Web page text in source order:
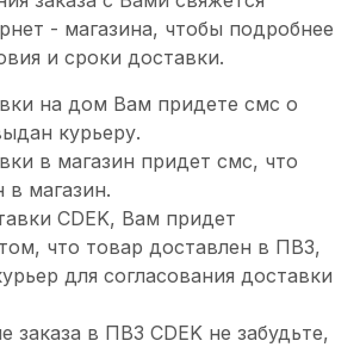
- магазина, чтобы подробнее
и сроки доставки.
на дом Вам придете смс о
курьеру.
в магазин придет смс, что
в магазин.
CDEK, Вам придет
что товар доставлен в ПВЗ,
для согласования доставки
заказа в ПВЗ CDEK не забудьте,